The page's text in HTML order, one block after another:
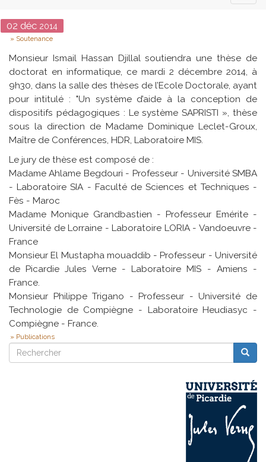
Date
02 déc 2014
Type
Soutenance
Monsieur Ismail Hassan Djillal soutiendra une thèse de
doctorat en informatique, ce mardi 2 décembre 2014, à
9h30, dans la salle des thèses de l’Ecole Doctorale, ayant
pour intitulé : "Un système d’aide à la conception de
dispositifs pédagogiques : Le système SAPRISTI », thèse
sous la direction de Madame Dominique Leclet-Groux,
Maître de Conférences, HDR, Laboratoire MIS.
Le jury de thèse est composé de :
Madame Ahlame Begdouri - Professeur - Université SMBA
- Laboratoire SIA - Faculté de Sciences et Techniques -
Fès - Maroc
Madame Monique Grandbastien - Professeur Emérite -
Université de Lorraine - Laboratoire LORIA - Vandoeuvre -
France
Monsieur El Mustapha mouaddib - Professeur - Université
de Picardie Jules Verne - Laboratoire MIS - Amiens -
France.
Monsieur Philippe Trigano - Professeur - Université de
Technologie de Compiègne - Laboratoire Heudiasyc -
Compiègne - France.
Publications
Rechercher
Rechercher